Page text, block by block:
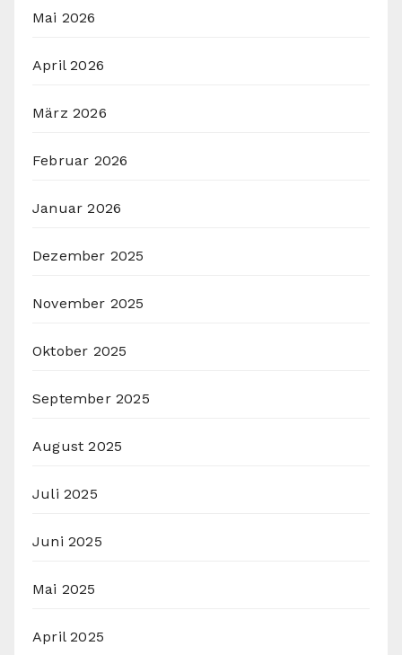
Mai 2026
April 2026
März 2026
Februar 2026
Januar 2026
Dezember 2025
November 2025
Oktober 2025
September 2025
August 2025
Juli 2025
Juni 2025
Mai 2025
April 2025